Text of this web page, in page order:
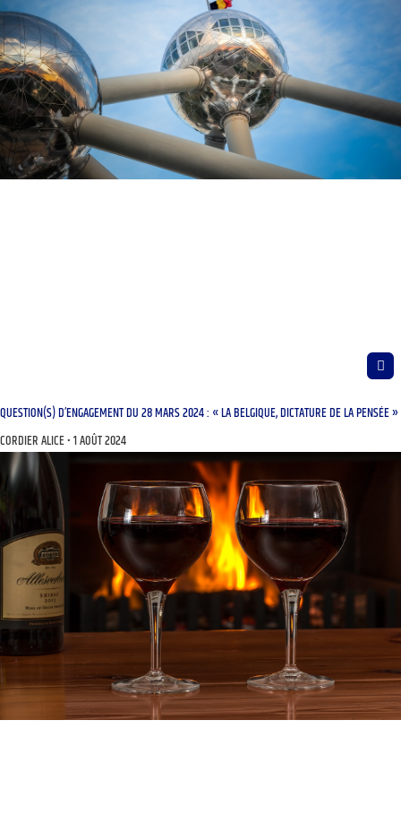
QUESTION(S) D’ENGAGEMENT DU 28 MARS 2024 : « LA BELGIQUE, DICTATURE DE LA PENSÉE »
CORDIER ALICE 1 AOÛT 2024